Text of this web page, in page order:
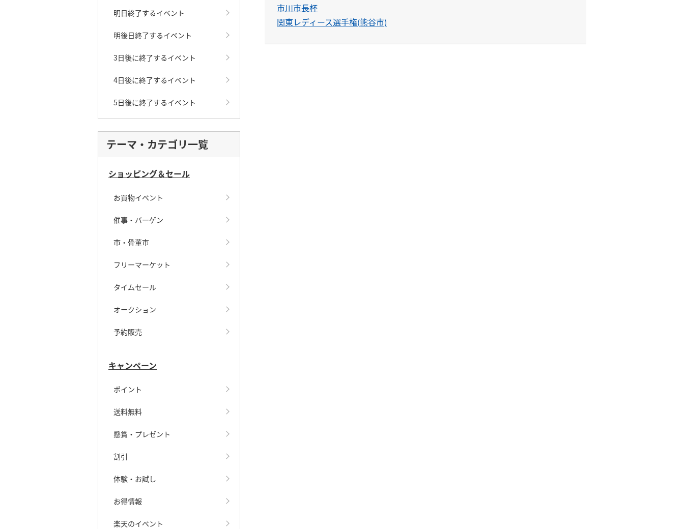
明日終了するイベント
明後日終了するイベント
3日後に終了するイベント
4日後に終了するイベント
5日後に終了するイベント
テーマ・カテゴリ一覧
ショッピング＆セール
お買物イベント
催事・バーゲン
市・骨董市
フリーマーケット
タイムセール
オークション
予約販売
キャンペーン
ポイント
送料無料
懸賞・プレゼント
割引
体験・お試し
お得情報
楽天のイベント
市川市長杯
関東レディース選手権(熊谷市)